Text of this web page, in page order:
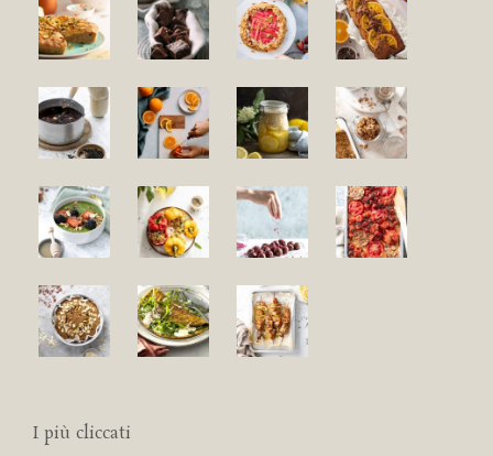
I più cliccati